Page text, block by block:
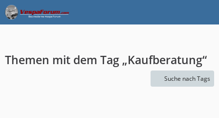
Themen mit dem Tag „Kaufberatung“
Suche nach Tags